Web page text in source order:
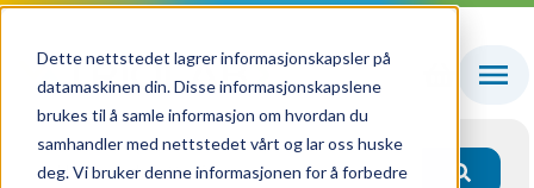
Dette nettstedet lagrer informasjonskapsler på
datamaskinen din. Disse informasjonskapslene
brukes til å samle informasjon om hvordan du
samhandler med nettstedet vårt og lar oss huske
deg. Vi bruker denne informasjonen for å forbedre